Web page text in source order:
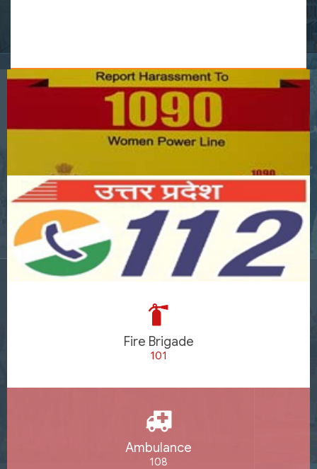
Fire Brigade
101
Ambulance
108